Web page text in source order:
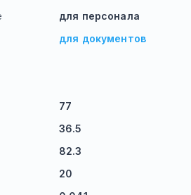
для персонала
для документов
77
36.5
82.3
20